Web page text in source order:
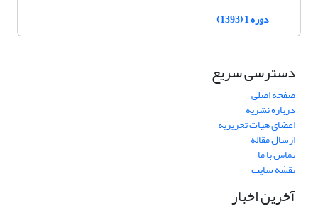
دوره 1 (1393)
دسترسی سریع
صفحه اصلی
درباره نشریه
اعضای هیات تحریریه
ارسال مقاله
تماس با ما
نقشه سایت
آخرین اخبار